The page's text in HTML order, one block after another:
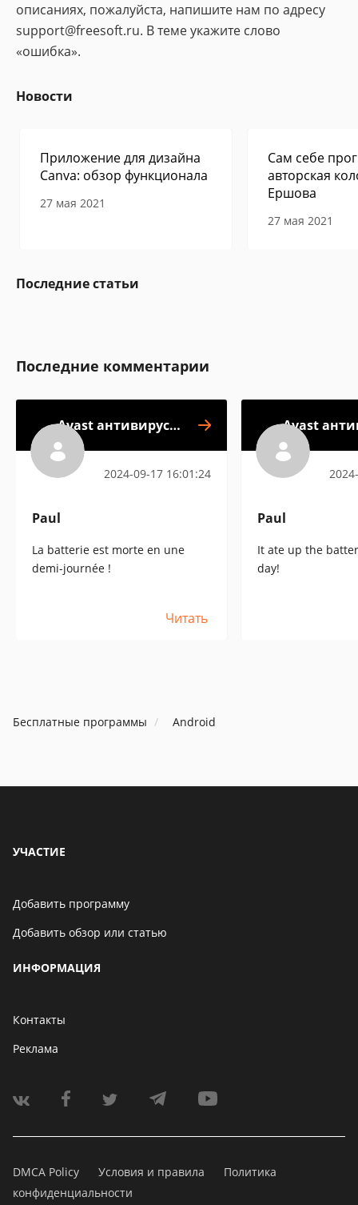
описаниях, пожалуйста, напишите нам по адресу
support@freesoft.ru. В теме укажите слово
«ошибка».
Новости
Приложение для дизайна
Canva: обзор функционала
27 мая 2021
Сам себе
авторская
Ершова
27 мая 2021
Последние статьи
Последние комментарии
Avast антивирус &
2024-09-17 16:01:24
Paul
La batterie est morte en une
demi-journée !
Читать
Avast
Paul
It ate up the
day!
Бесплатные программы Android
УЧАСТИЕ
Добавить программу
Добавить обзор или статью
ИНФОРМАЦИЯ
Контакты
Реклама
DMCA Policy Условия и правила
Политика
конфиденциальности